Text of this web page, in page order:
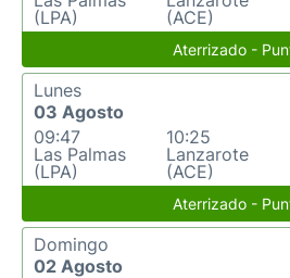
(LPA)
(ACE)
Aterrizado -
Lunes
03 Agosto
09:47
Las Palmas
(LPA)
10:25
Lanzarote
(ACE)
Aterrizado -
Domingo
02 Agosto